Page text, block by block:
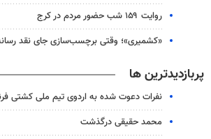
روایت ۱۵۹ شب حضور مردم در کرج
«کشمیری»؛ وقتی برچسب‌سازی جای نقد
پربازدیدترین ها
نفرات دعوت شده به اردوی تیم ملی کشتی
محمد حقیقی درگذشت